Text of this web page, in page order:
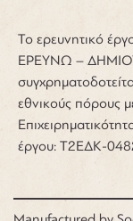
Το ερευνητικό
ΕΡΕΥΝΩ –
εθνικούς πόρους
έργου: Τ2ΕΔΚ-